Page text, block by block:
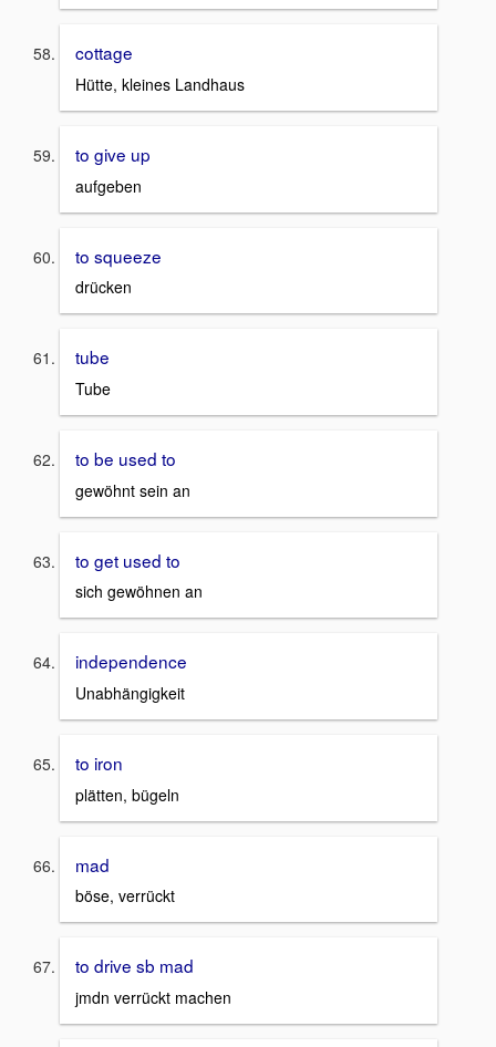
cottage
Hütte, kleines Landhaus
to give up
aufgeben
to squeeze
drücken
tube
Tube
to be used to
gewöhnt sein an
to get used to
sich gewöhnen an
independence
Unabhängigkeit
to iron
plätten, bügeln
mad
böse, verrückt
to drive sb mad
jmdn verrückt machen